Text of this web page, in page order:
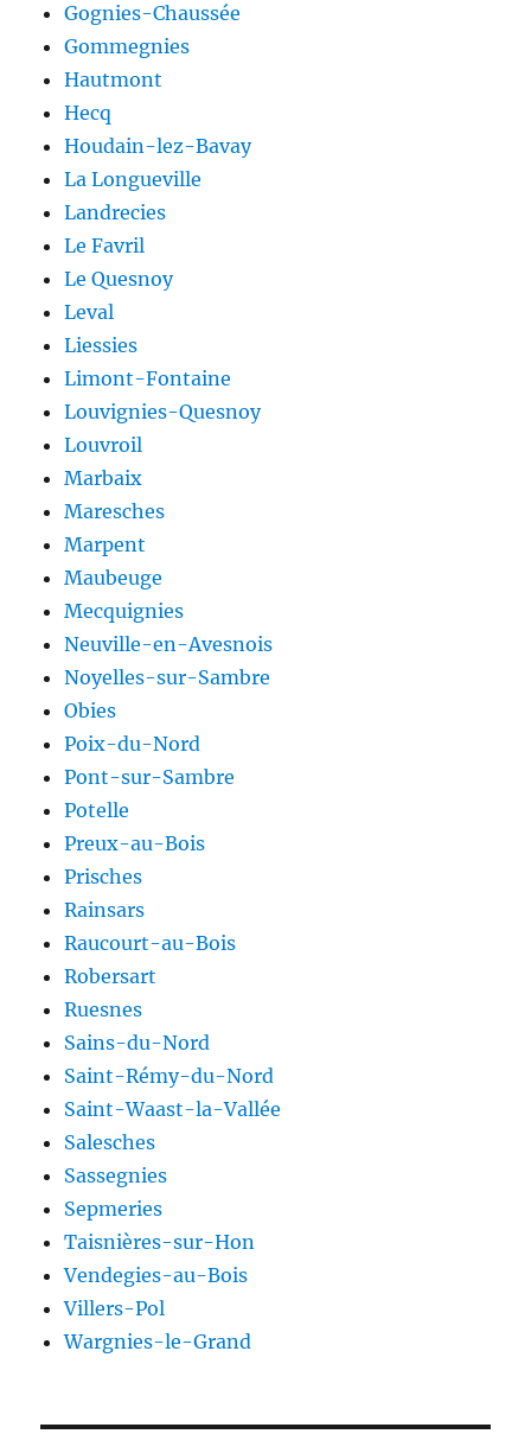
Gognies-Chaussée
Gommegnies
Hautmont
Hecq
Houdain-lez-Bavay
La Longueville
Landrecies
Le Favril
Le Quesnoy
Leval
Liessies
Limont-Fontaine
Louvignies-Quesnoy
Louvroil
Marbaix
Maresches
Marpent
Maubeuge
Mecquignies
Neuville-en-Avesnois
Noyelles-sur-Sambre
Obies
Poix-du-Nord
Pont-sur-Sambre
Potelle
Preux-au-Bois
Prisches
Rainsars
Raucourt-au-Bois
Robersart
Ruesnes
Sains-du-Nord
Saint-Rémy-du-Nord
Saint-Waast-la-Vallée
Salesches
Sassegnies
Sepmeries
Taisnières-sur-Hon
Vendegies-au-Bois
Villers-Pol
Wargnies-le-Grand